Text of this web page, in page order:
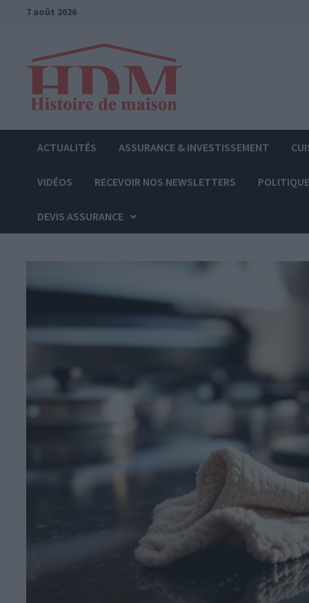
Passer7 août 2026
ACTUALITÉS ASSURANCE & INVESTISSEMENT
VIDÉOS RECEVOIR NOS NEWSLETTERS
DEVIS ASSURANCE